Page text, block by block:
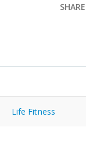
SHARE
Life Fitness